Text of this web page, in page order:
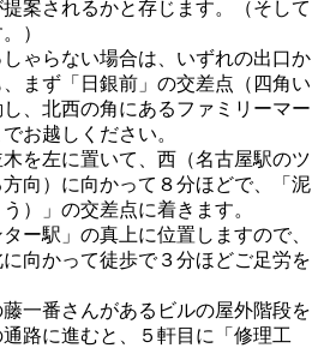
案されるかと存じます。（そして
）
ゃらない場合は、いずれの出口か
まず「日銀前」の交差点（四角い
、北西の角にあるファミリーマー
お越しください。
を左に置いて、西（名古屋駅のツ
向）に向かって８分ほどで、「泥
）」の交差点に着きます。
ー駅」の真上に位置しますので、
向かって徒歩で３分ほどご足労を
一番さんがあるビルの屋外階段を
通路に進むと、５軒目に「修理工